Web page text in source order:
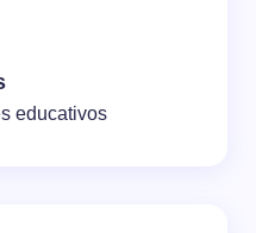
educativos